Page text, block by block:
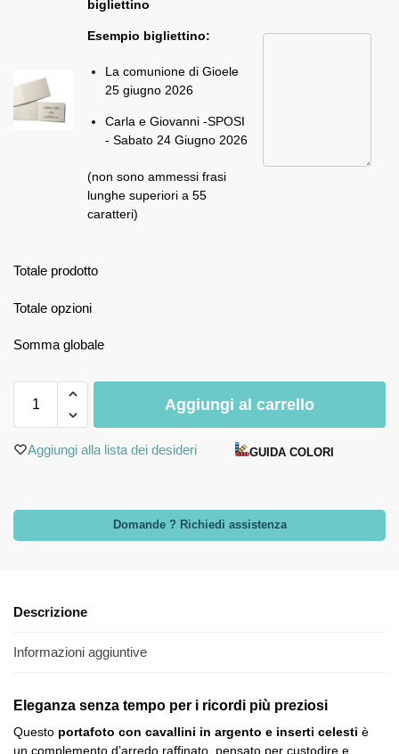
bigliettino
Esempio bigliettino:
La comunione di Gioele
25 giugno 2026
Carla e Giovanni -SPOSI
- Sabato 24 Giugno 2026
(non sono ammessi frasi
lunghe superiori a 55
caratteri)
Totale prodotto
Totale opzioni
Somma globale
Aggiungi al carrello
Aggiungi alla lista dei desideri GUIDA COLORI
Domande ? Richiedi assistenza
Descrizione
Informazioni aggiuntive
Eleganza senza tempo per i ricordi più preziosi
Questo portafoto con cavallini in argento e inserti celesti è
un complemento d’arredo raffinato, pensato per custodire e